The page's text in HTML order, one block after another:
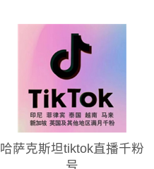
哈萨克斯坦tiktok直播千粉
号